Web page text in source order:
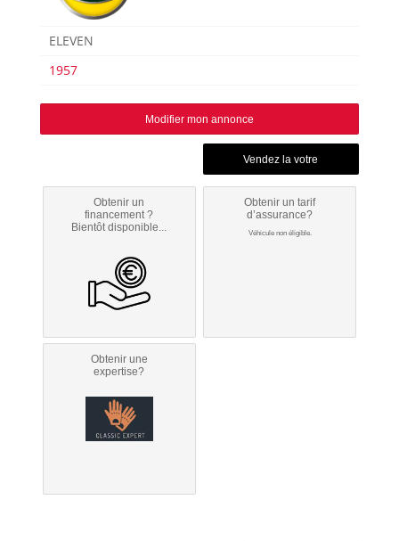
ELEVEN
1957
Modifier mon annonce
Obtenir un
financement ?
Bientôt disponible...
Obtenir un tarif
d’assurance?
Véhicule non éligible.
Obtenir une
expertise?